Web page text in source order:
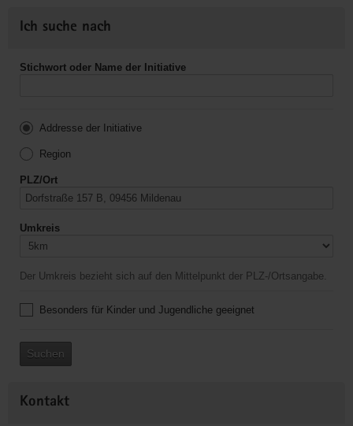
Ich suche nach
Stichwort oder Name der Initiative
Addresse der Initiative
Region
PLZ/Ort
Umkreis
Der Umkreis bezieht sich auf den Mittelpunkt der PLZ-/Ortsangabe.
Besonders für Kinder und Jugendliche geeignet
Suchen
Kontakt